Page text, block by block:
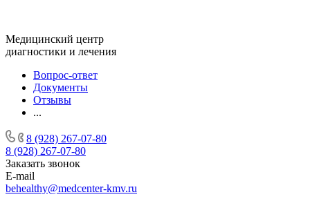
Медицинский центр
диагностики и лечения
Вопрос-ответ
Документы
Отзывы
...
8 (928) 267-07-80
8 (928) 267-07-80
Заказать звонок
E-mail
behealthy@medcenter-kmv.ru